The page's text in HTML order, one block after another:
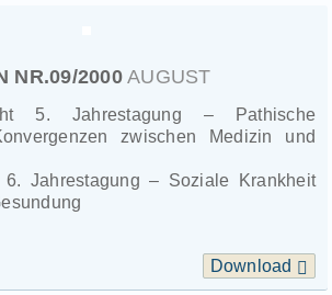
NR.09/2000 AUGUST
5. Jahrestagung – Pathische
zwischen Medizin und
6. Jahrestagung – Soziale Krankheit
Download